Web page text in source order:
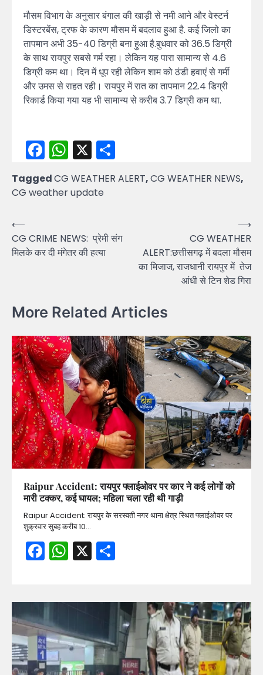
मौसम विभाग के अनुसार बंगाल की खाड़ी से नमी आने और वेस्टर्न
डिस्टरबेंस, ट्रफ के कारण मौसम में बदलाव हुआ है. कई जिलो का
तापमान अभी 35-40 डिग्री बना हुआ है.बुधवार को 36.5 डिग्री
के साथ रायपुर सबसे गर्म रहा। लेकिन यह पारा सामान्य से 4.6
डिग्री कम था। दिन में धूप रही लेकिन शाम को ठंडी हवाएं से गर्मी
और उमस से राहत रही। रायपुर में रात का तापमान 22.4 डिग्री
रिकार्ड किया गया यह भी सामान्य से करीब 3.7 डिग्री कम था.
Facebook
WhatsApp
X
TaggedCG WEATHER ALERT,CG WEATHER NEWS,
CG weather update
Post
navigation
⟵
CG CRIME NEWS: प्रेमी संग
मिलके कर दी मंगेतर की हत्या
CG WEATHER
ALERT:छत्तीसगढ़ में बदला मौसम
का मिजाज, राजधानी रायपुर में तेज
आंधी से टिन शेड गिरा
⟶
More Related Articles
Raipur Accident: रायपुर फ्लाईओवर पर कार ने कई लोगों को
मारी टक्कर, कई घायल; महिला चला रही थी गाड़ी
Raipur Accident: रायपुर के सरस्वती नगर थाना क्षेत्र स्थित फ्लाईओवर पर
शुक्रवार सुबह करीब 10…
Facebook
WhatsApp
X